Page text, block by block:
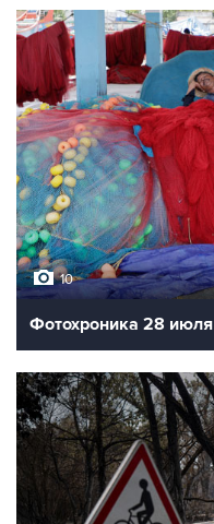
10
Фотохроника 28 июля